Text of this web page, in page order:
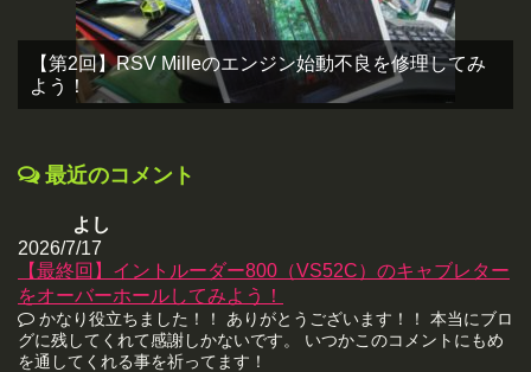
【第2回】RSV Milleのエンジン始動不良を修理してみ
よう！
最近のコメント
よし
2026/7/17
【最終回】イントルーダー800（VS52C）のキャブレター
をオーバーホールしてみよう！
かなり役立ちました！！ ありがとうございます！！ 本当にブロ
グに残してくれて感謝しかないです。 いつかこのコメントにもめ
を通してくれる事を祈ってます！